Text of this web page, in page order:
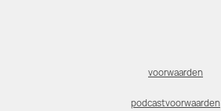
voorwaarden
podcastvoorwaarden